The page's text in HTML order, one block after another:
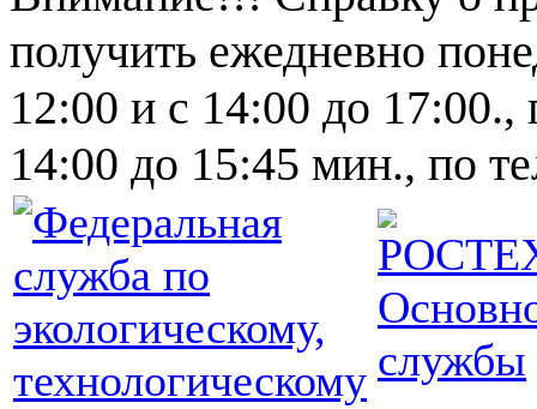
получить ежедневно
12:00 и с 14:00 до 17:00.,
14:00 до 15:45 мин., по
службы